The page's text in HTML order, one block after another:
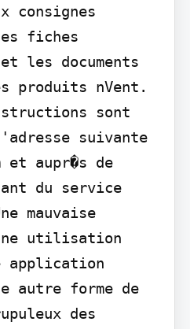
consignes
fiches
les documents
produits nVent.
sont
suivante
et aupr�s de
du service
mauvaise
utilisation
application
autre forme de
des